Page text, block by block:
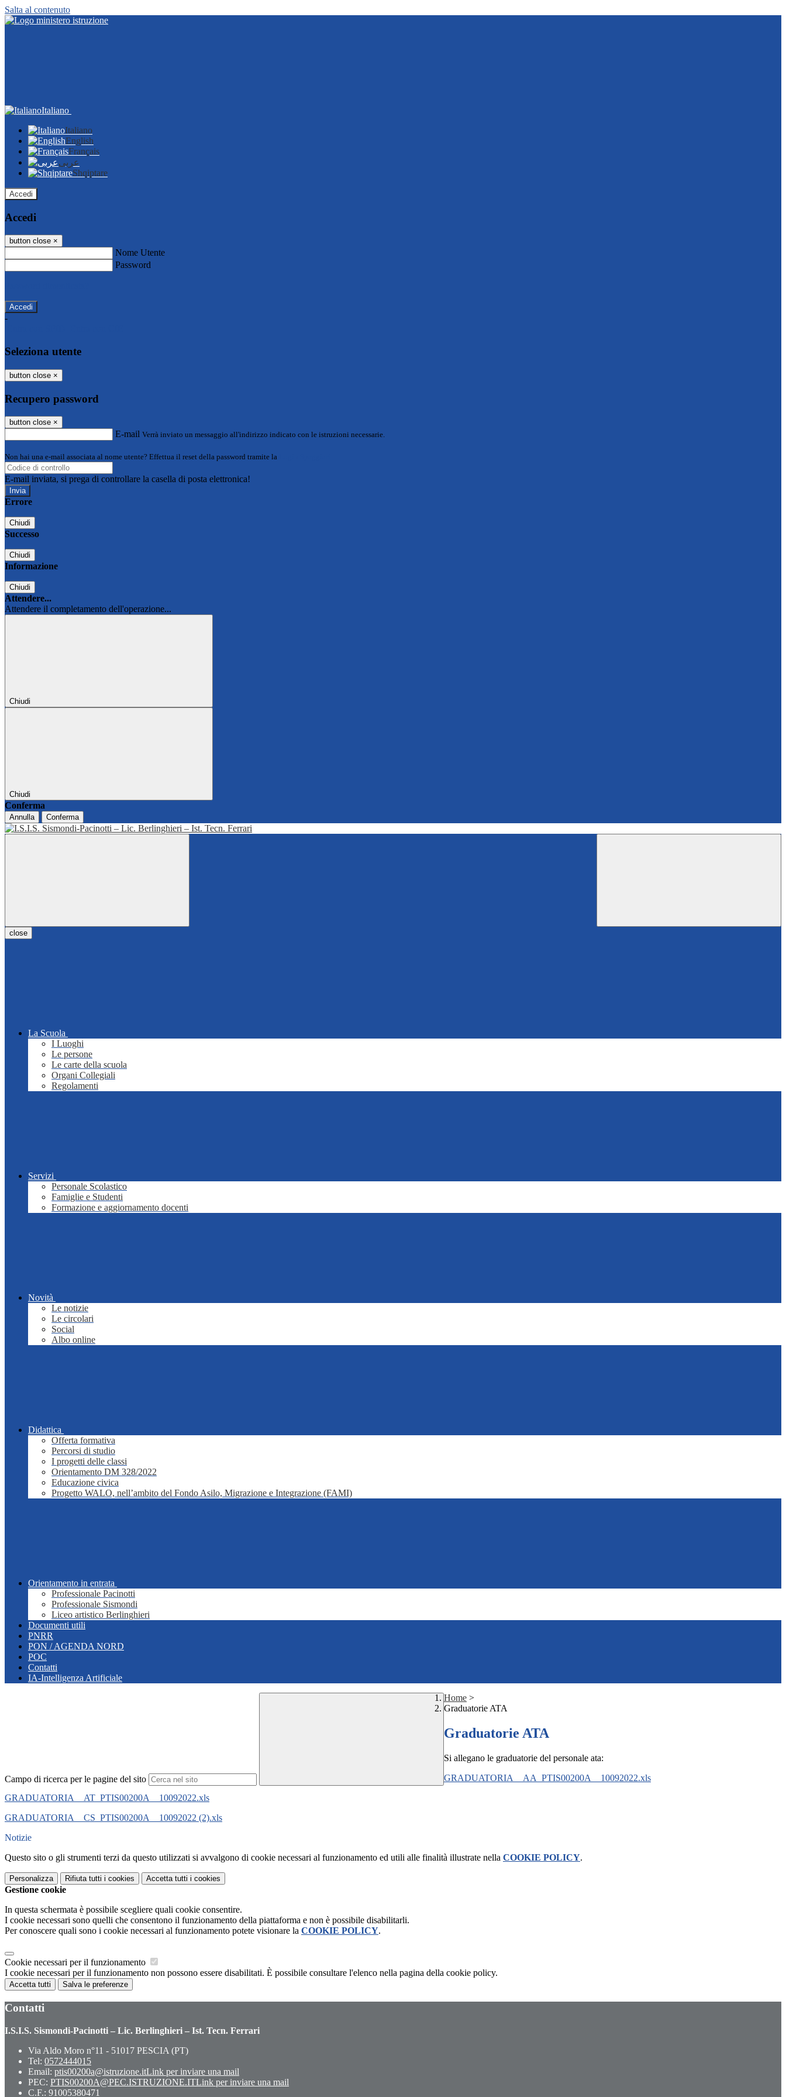
Salta al contenuto
Italiano
Italiano
English
Français
عربى
Shqiptare
Accedi
Accedi
button close ×
Nome Utente
Password
-
Seleziona utente
button close ×
Recupero password
button close ×
E-mail Verrà inviato un messaggio all'indirizzo indicato con le istruzioni necessarie.
Non hai una e-mail associata al nome utente? Effettua il reset della password tramite la
E-mail inviata, si prega di controllare la casella di posta elettronica!
Errore
Chiudi
Successo
Chiudi
Informazione
Chiudi
Attendere...
Attendere il completamento dell'operazione...
Chiudi
Chiudi
Conferma
Annulla Conferma
close
La Scuola
I Luoghi
Le persone
Le carte della scuola
Organi Collegiali
Regolamenti
Servizi
Personale Scolastico
Famiglie e Studenti
Formazione e aggiornamento docenti
Novità
Le notizie
Le circolari
Social
Albo online
Didattica
Offerta formativa
Percorsi di studio
I progetti delle classi
Orientamento DM 328/2022
Educazione civica
Progetto WALO, nell’ambito del Fondo Asilo, Migrazione e Integrazione (FAMI)
Orientamento in entrata
Professionale Pacinotti
Professionale Sismondi
Liceo artistico Berlinghieri
Documenti utili
PNRR
PON / AGENDA NORD
POC
Contatti
IA-Intelligenza Artificiale
Campo di ricerca per le pagine del sito
Home >
Graduatorie ATA
Graduatorie ATA
Si allegano le graduatorie del personale ata:
GRADUATORIA__AA_PTIS00200A__10092022.xls
GRADUATORIA__AT_PTIS00200A__10092022.xls
GRADUATORIA__CS_PTIS00200A__10092022 (2).xls
Notizie
Questo sito o gli strumenti terzi da questo utilizzati si avvalgono di cookie necessari al funzionamento ed utili alle finalità illustrate nella COOKIE POLICY.
Personalizza Rifiuta tutti i cookies Accetta tutti i cookies
Gestione cookie
In questa schermata è possibile scegliere quali cookie consentire.
I cookie necessari sono quelli che consentono il funzionamento della piattaforma e non è possibile disabilitarli.
Per conoscere quali sono i cookie necessari al funzionamento potete visionare la COOKIE POLICY.
Cookie necessari per il funzionamento
I cookie necessari per il funzionamento non possono essere disabilitati. È possibile consultare l'elenco nella pagina della cookie policy.
Accetta tutti Salva le preferenze
Contatti
I.S.I.S. Sismondi-Pacinotti – Lic. Berlinghieri – Ist. Tecn. Ferrari
Via Aldo Moro n°11 - 51017 PESCIA (PT)
Tel: 0572444015
Email: ptis00200a@istruzione.itLink per inviare una mail
PEC: PTIS00200A@PEC.ISTRUZIONE.ITLink per inviare una mail
C.F.: 91005380471